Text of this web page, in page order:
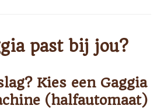
past bij jou?
Kies een Gaggia
(halfautomaat)